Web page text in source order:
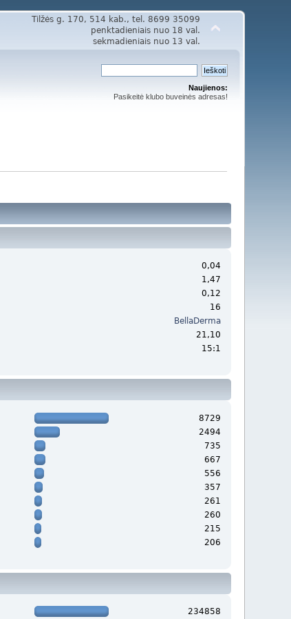
Tilžės g. 170, 514 kab., tel. 8699 35099
penktadieniais nuo 18 val.
sekmadieniais nuo 13 val.
Naujienos:
Pasikeitė klubo buveinės adresas!
0,04
1,47
0,12
16
BellaDerma
21,10
15:1
8729
2494
735
667
556
357
261
260
215
206
234858